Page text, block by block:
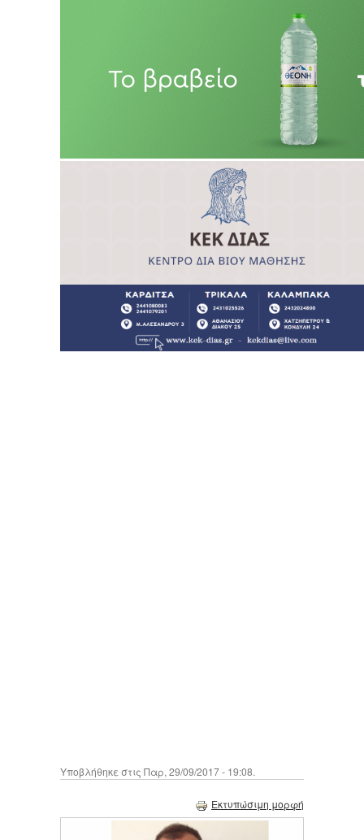
Υποβλήθηκε στις Παρ, 29/09/2017 - 19:08.
Εκτυπώσιμη μορφή